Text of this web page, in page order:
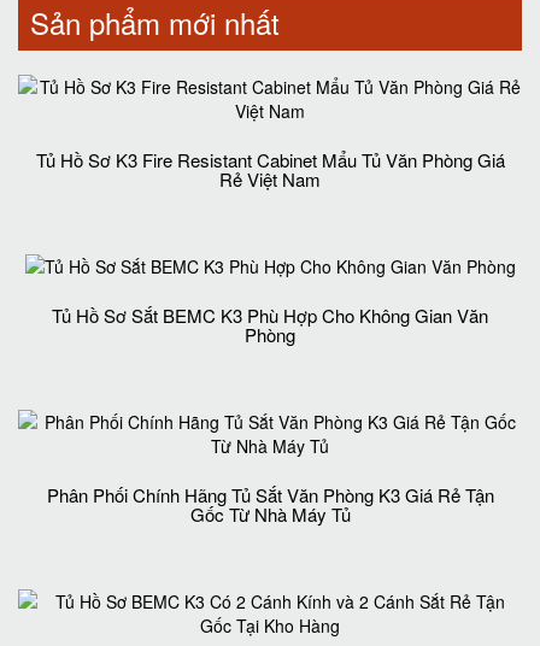
Sản phẩm mới nhất
Tủ Hồ Sơ K3 Fire Resistant Cabinet Mẩu Tủ Văn Phòng Giá
Rẻ Việt Nam
Tủ Hồ Sơ Sắt BEMC K3 Phù Hợp Cho Không Gian Văn
Phòng
Phân Phối Chính Hãng Tủ Sắt Văn Phòng K3 Giá Rẻ Tận
Gốc Từ Nhà Máy Tủ